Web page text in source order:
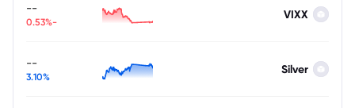
VIXX
--
-0.53%
Silver
--
3.10%